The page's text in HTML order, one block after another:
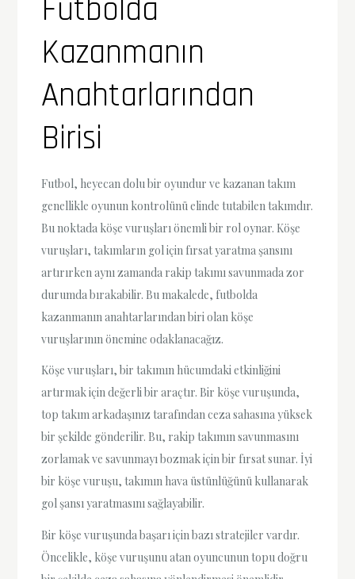
Futbolda
Kazanmanın
Anahtarlarından
Birisi
Futbol, heyecan dolu bir oyundur ve kazanan takım
genellikle oyunun kontrolünü elinde tutabilen takımdır.
Bu noktada köşe vuruşları önemli bir rol oynar. Köşe
vuruşları, takımların gol için fırsat yaratma şansını
artırırken aynı zamanda rakip takımı savunmada zor
durumda bırakabilir. Bu makalede, futbolda
kazanmanın anahtarlarından biri olan köşe
vuruşlarının önemine odaklanacağız.
Köşe vuruşları, bir takımın hücumdaki etkinliğini
artırmak için değerli bir araçtır. Bir köşe vuruşunda,
top takım arkadaşınız tarafından ceza sahasına yüksek
bir şekilde gönderilir. Bu, rakip takımın savunmasını
zorlamak ve savunmayı bozmak için bir fırsat sunar. İyi
bir köşe vuruşu, takımın hava üstünlüğünü kullanarak
gol şansı yaratmasını sağlayabilir.
Bir köşe vuruşunda başarı için bazı stratejiler vardır.
Öncelikle, köşe vuruşunu atan oyuncunun topu doğru